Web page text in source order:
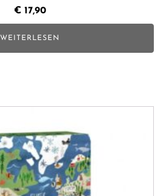
€17,90
WEITERLESEN